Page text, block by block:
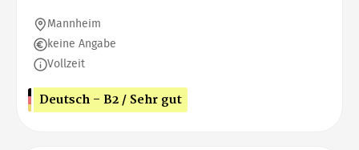
Mannheim
keine Angabe
Vollzeit
Deutsch - B2 / Sehr gut